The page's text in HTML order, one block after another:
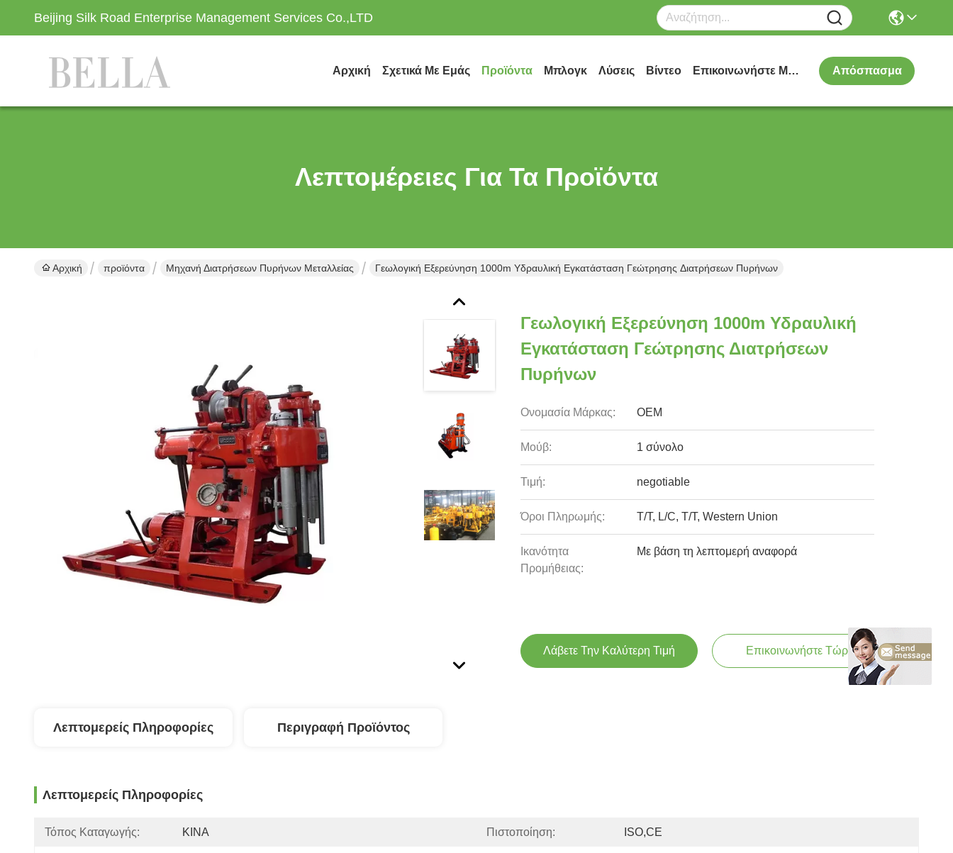
Beijing Silk Road Enterprise Management Services Co.,LTD
Αρχική Σχετικά Με Εμάς Προϊόντα Μπλογκ Λύσεις Βίντεο Επικοινωνήστε Μαζί Μας Απόσπασμα
Λεπτομέρειες Για Τα Προϊόντα
Αρχική προϊόντα Μηχανή Διατρήσεων Πυρήνων Μεταλλείας Γεωλογική Εξερεύνηση 1000m Υδραυλική Εγκατάσταση Γεώτρησης Διατρήσεων Πυρήνων
Γεωλογική Εξερεύνηση 1000m Υδραυλική
Εγκατάσταση Γεώτρησης Διατρήσεων
Πυρήνων
Ονομασία Μάρκας: OEM
Μούβ: 1 σύνολο
Τιμή: negotiable
Όροι Πληρωμής: T/T, L/C, T/T, Western Union
Ικανότητα
Προμήθειας:
Με βάση τη λεπτομερή αναφορά
Λάβετε Την Καλύτερη Τιμή Επικοινωνήστε Τώρα
Λεπτομερείς Πληροφορίες Περιγραφή Προϊόντος
Λεπτομερείς Πληροφορίες
Τόπος Καταγωγής: ΚΙΝΑ Πιστοποίηση: ISO,CE